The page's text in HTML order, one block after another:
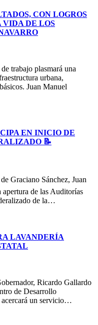
CON LOGROS
VIDA DE LOS
trabajo plasmará una
urbana,
Juan Manuel
EN INICIO DE
📝
Graciano Sánchez, Juan
de las Auditorías
de la…
LAVANDERÍA
Ricardo Gallardo
de Desarrollo
un servicio…